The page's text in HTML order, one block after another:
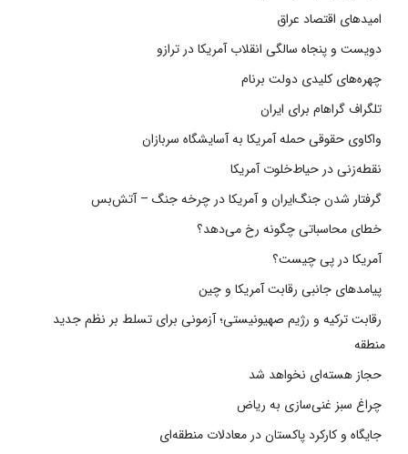
امیدهای اقتصاد عراق
دویست و پنجاه سالگی انقلاب آمریکا در ترازو
چهره‌های کلیدی دولت برنام
تلگراف گراهام برای ایران
واکاوی حقوقی حمله آمریکا به آسایشگاه سربازان
نقطه‌زنی در حیاط‌خلوت آمریکا
گرفتار شدن جنگ‌ایران و آمریکا در چرخه جنگ – آتش‌بس
خطای محاسباتی چگونه رخ می‌دهد؟
آمریکا در پی چیست؟
پیامدهای جانبی رقابت آمریکا و چین
رقابت ترکیه و رژیم صهیونیستی؛ آزمونی برای تسلط بر نظم جدید
منطقه
حجاز هسته‌ای نخواهد شد
چراغ سبز غنی‌سازی به ریاض
جایگاه و کارکرد پاکستان در معادلات منطقه‌ای